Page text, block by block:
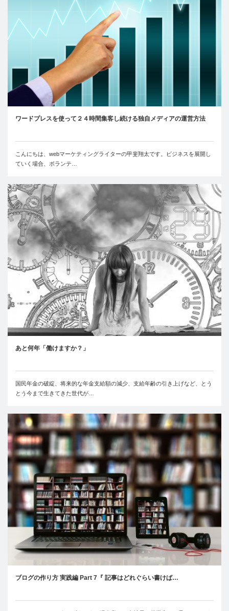
ワードプレスを使って２４時間集客し続ける独自メディアの運営方法
こんにちは、webマーケティングライターの甲斐翔太です。ビジネスを展開し
ていく場合、ボランテ…
あと何年「働けますか？」
国民年金の破綻、将来的な年金支給額の減少、支給年齢の引き上げなど、とう
とう今まで生きてきた世代が…
ブログの作り方 実践編 Part 7『 記事はどれぐらい書けば…